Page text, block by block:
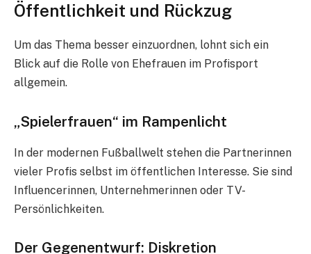
Öffentlichkeit und Rückzug
Um das Thema besser einzuordnen, lohnt sich ein
Blick auf die Rolle von Ehefrauen im Profisport
allgemein.
„Spielerfrauen“ im Rampenlicht
In der modernen Fußballwelt stehen die Partnerinnen
vieler Profis selbst im öffentlichen Interesse. Sie sind
Influencerinnen, Unternehmerinnen oder TV-
Persönlichkeiten.
Der Gegenentwurf: Diskretion